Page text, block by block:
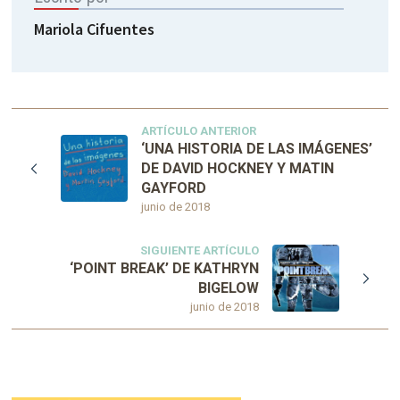
Mariola Cifuentes
ARTÍCULO ANTERIOR
junio de 2018
‘UNA HISTORIA DE LAS IMÁGENES’
DE DAVID HOCKNEY Y MATIN
GAYFORD
SIGUIENTE ARTÍCULO
junio de 2018
‘POINT BREAK’ DE KATHRYN
BIGELOW